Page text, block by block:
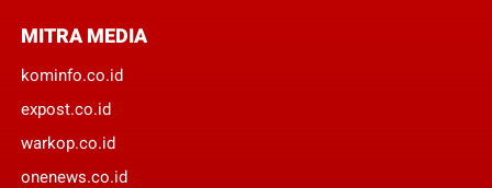
MITRA MEDIA
kominfo.co.id
expost.co.id
warkop.co.id
onenews.co.id